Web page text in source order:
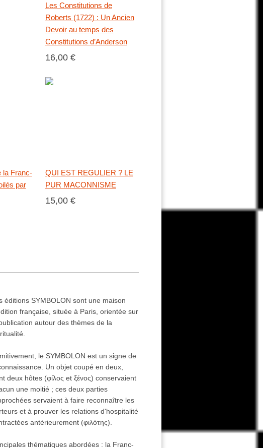
Les Constitutions de
Roberts (1722) : Un Ancien
Devoir au temps des
Constitutions d’Anderson
16,00 €
la Franc-
par
QUI EST REGULIER ? LE
PUR MACONNISME
15,00 €
éditions SYMBOLON sont une maison
française, située à Paris, orientée sur
autour des thèmes de la
le SYMBOLON est un signe de
Un objet coupé en deux,
deux hôtes (φίλος et ξένος) conservaient
une moitié ; ces deux parties
servaient à faire reconnaître les
et à prouver les relations d'hospitalité
antérieurement (φιλότης).
thématiques abordées : la Franc-